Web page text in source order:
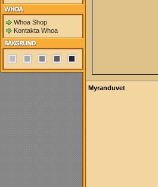
Whoa Shop
Kontakta Whoa
Myranduvet